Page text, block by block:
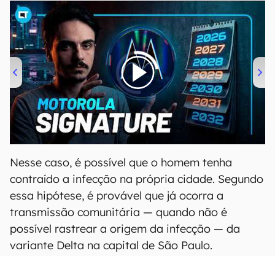
00:00/20:46
Nesse caso, é possível que o homem tenha
contraído a infecção na própria cidade. Segundo
essa hipótese, é provável que já ocorra a
transmissão comunitária — quando não é
possível rastrear a origem da infecção — da
variante Delta na capital de São Paulo.